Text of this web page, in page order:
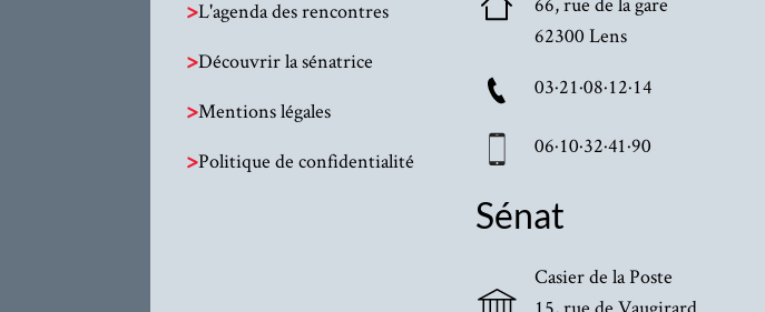
>L'agenda des rencontres
>Découvrir la sénatrice
>Mentions légales
>Politique de confidentialité
62300 Lens
03·21·08·12·14
06·10·32·41·90
Sénat
Casier de la Poste